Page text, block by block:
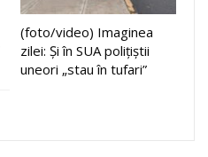
(foto/video) Imaginea
zilei: Și în SUA polițiștii
uneori „stau în tufari”